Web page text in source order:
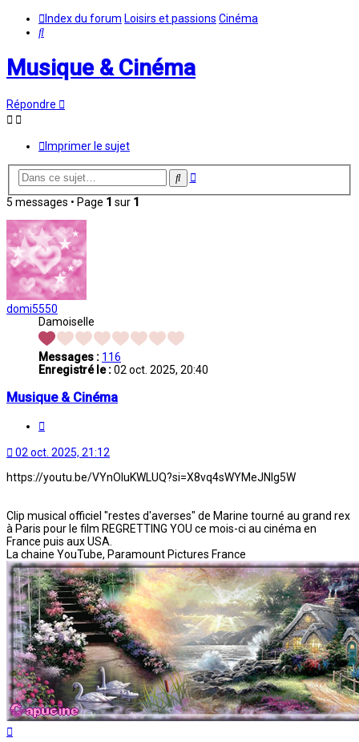
Index du forum Loisirs et passions Cinéma
Rechercher
Musique & Cinéma
Répondre
Imprimer le sujet
Rechercher
Recherche
5 messages • Page 1 sur 1
domi5550
Damoiselle
Messages : 116
Enregistré le :02 oct. 2025, 20:40
Musique & Cinéma
02 oct. 2025, 21:12
https://youtu.be/VYnOluKWLUQ?si=X8vq4sWYMeJNlg5W
Clip musical officiel "restes d'averses" de Marine tourné au grand rex
à Paris pour le film REGRETTING YOU ce mois-ci au cinéma en
France puis aux USA.
La chaine YouTube, Paramount Pictures France